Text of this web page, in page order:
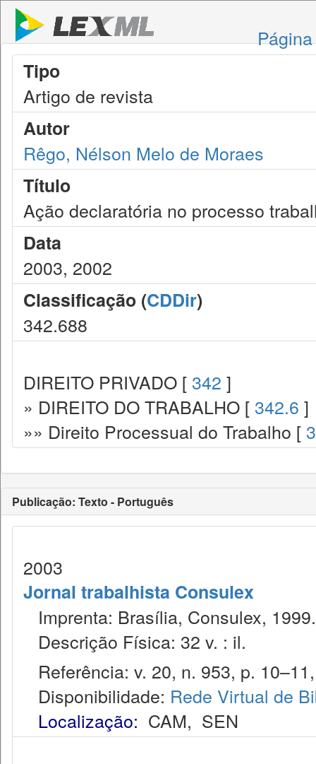
Tipo
Artigo de revista
Autor
Rêgo, Nélson Melo de Moraes
Título
Ação declaratória no processo
Data
2003, 2002
Classificação (CDDir)
342.688
DIREITO PRIVADO [ 342 ]
» DIREITO DO TRABALHO [ 342.6 ]
»» Direito Processual do Trabalho [
Publicação: Texto - Português
2003
Jornal trabalhista Consulex
Imprenta: Brasília, Consulex, 1999.
Descrição Física: 32 v. : il.
Referência: v. 20, n. 953, p.
Disponibilidade: Rede Virtual de
Localização: CAM, SEN